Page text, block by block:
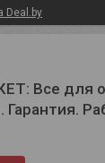
Deal.by
Все для
Гарантия.